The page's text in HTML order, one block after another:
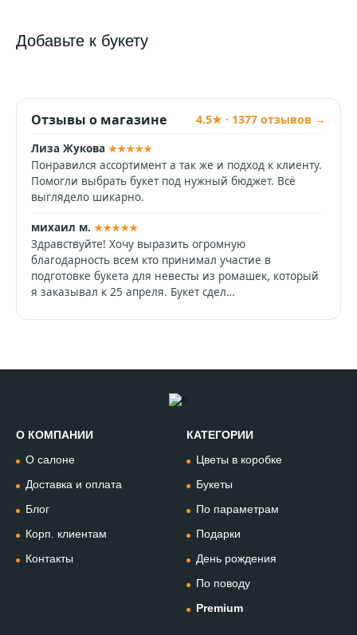
Добавьте к букету
Отзывы о магазине 4.5★ · 1377 отзывов →
Лиза Жукова ★★★★★
Понравился ассортимент а так же и подход к клиенту.
Помогли выбрать букет под нужный бюджет. Всё
выглядело шикарно.
михаил м. ★★★★★
Здравствуйте! Хочу выразить огромную
благодарность всем кто принимал участие в
подготовке букета для невесты из ромашек, который
я заказывал к 25 апреля. Букет сдел…
О КОМПАНИИ
О салоне
Доставка и оплата
Блог
Корп. клиентам
Контакты
КАТЕГОРИИ
Цветы в коробке
Букеты
По параметрам
Подарки
День рождения
По поводу
Premium
Позвонить
+74994954685
WhatsApp
+79912981236
@omflowersbot